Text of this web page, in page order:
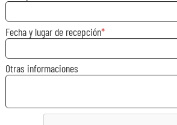
Fecha y lugar de recepción
Otras informaciones